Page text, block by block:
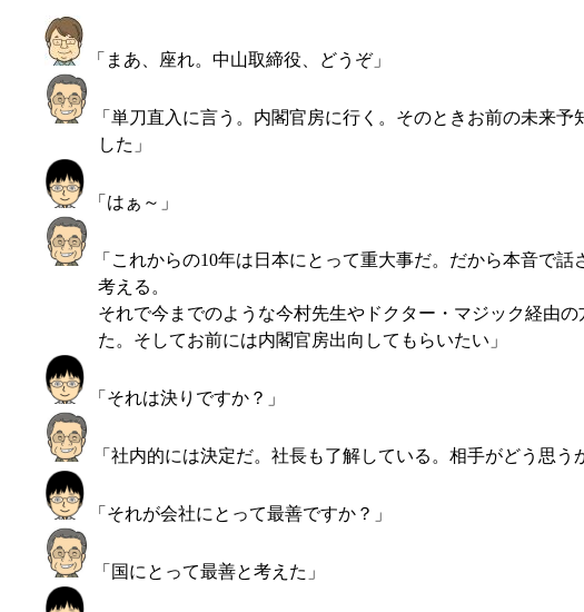
「まあ、座れ。中山取締役、どうぞ」
「単刀直入に言う。内閣官房に行く。そのときお前の未来予
した」
「はぁ～」
「これからの10年は日本にとって重大事だ。だから本音で話
考える。
それで今までのような今村先生やドクター・マジック経由の
た。そしてお前には内閣官房出向してもらいたい」
「それは決りですか？」
「社内的には決定だ。社長も了解している。相手がどう思う
「それが会社にとって最善ですか？」
「国にとって最善と考えた」